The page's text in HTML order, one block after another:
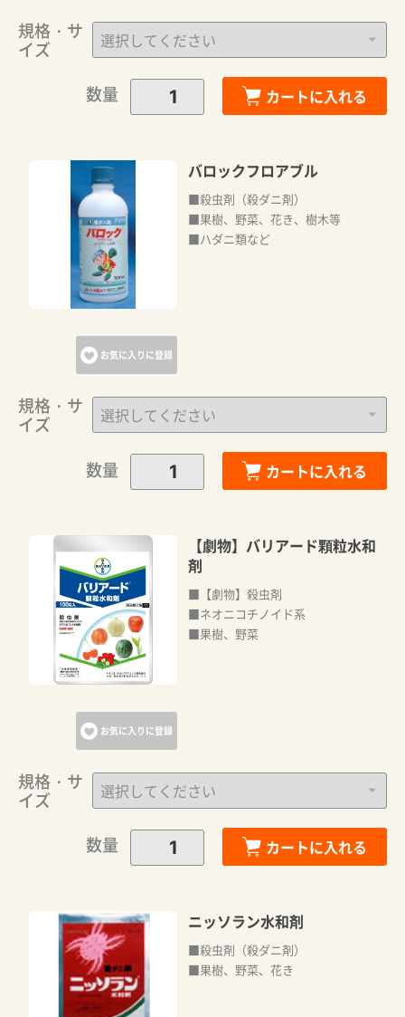
規格・サ
イズ
数量
カートに入れる
お気に入りに登録
バロックフロアブル
■殺虫剤（殺ダニ剤）
■果樹、野菜、花き、樹木等
■ハダニ類など
規格・サ
イズ
数量
カートに入れる
お気に入りに登録
【劇物】バリアード顆粒水和
剤
■【劇物】殺虫剤
■ネオニコチノイド系
■果樹、野菜
規格・サ
イズ
数量
カートに入れる
ニッソラン水和剤
■殺虫剤（殺ダニ剤）
■果樹、野菜、花き